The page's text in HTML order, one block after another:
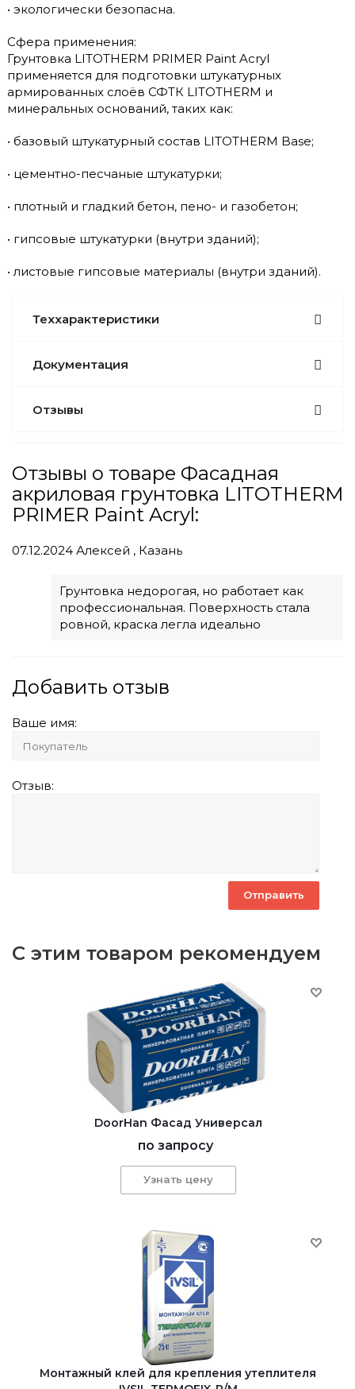
• экологически безопасна.
Сфера применения:
Грунтовка LITOTHERM PRIMER Paint Acryl
применяется для подготовки штукатурных
армированных слоёв СФТК LITOTHERM и
минеральных оснований, таких как:
• базовый штукатурный состав LITOTHERM Base;
• цементно-песчаные штукатурки;
• плотный и гладкий бетон, пено- и газобетон;
• гипсовые штукатурки (внутри зданий);
• листовые гипсовые материалы (внутри зданий).
Теххарактеристики
Документация
Отзывы
Отзывы о товаре Фасадная
акриловая грунтовка LITOTHERM
PRIMER Paint Acryl:
07.12.2024 Алексей , Казань
Грунтовка недорогая, но работает как
профессиональная. Поверхность стала
ровной, краска легла идеально
Добавить отзыв
Ваше имя:
Отзыв:
С этим товаром рекомендуем
DoorHan Фасад Универсал
по запросу
Узнать цену
Монтажный клей для крепления утеплителя